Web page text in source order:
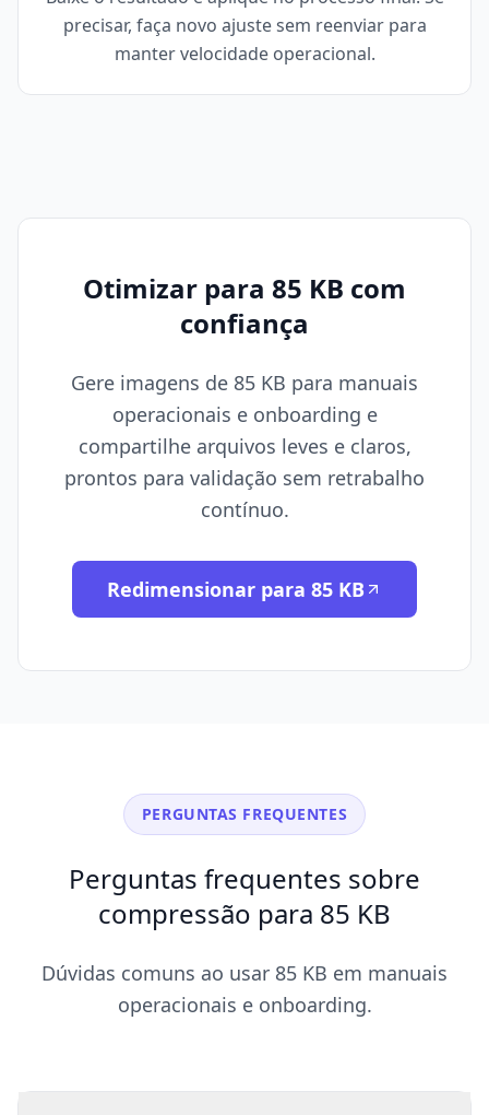
precisar, faça novo ajuste sem reenviar para
manter velocidade operacional.
Otimizar para 85 KB com
confiança
Gere imagens de 85 KB para manuais
operacionais e onboarding e
compartilhe arquivos leves e claros,
prontos para validação sem retrabalho
contínuo.
Redimensionar para 85 KB
PERGUNTAS FREQUENTES
Perguntas frequentes sobre
compressão para 85 KB
Dúvidas comuns ao usar 85 KB em manuais
operacionais e onboarding.